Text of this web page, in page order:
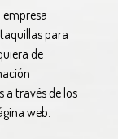
empresa
para
de
través de los
web.